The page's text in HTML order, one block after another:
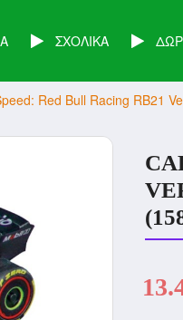
ΣΧΟΛΙΚΑ
Red Bull Racing RB21